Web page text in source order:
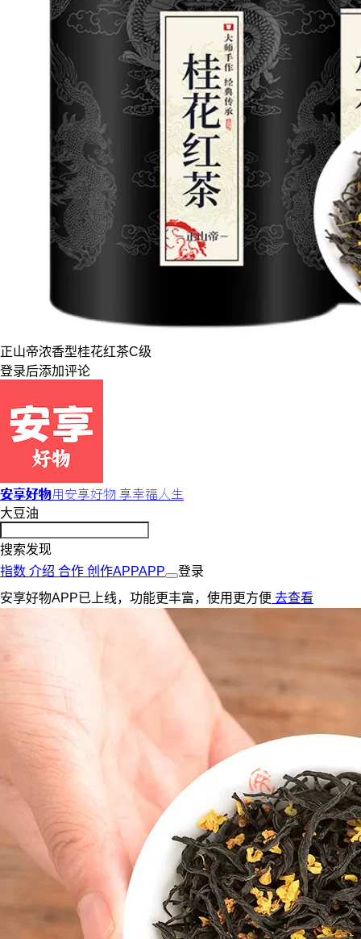
正山帝浓香型桂花红茶C级
登录后添加评论
安享好物用安享好物 享幸福人生
大豆油
搜索发现
指数 介绍 合作 创作APPAPP
登录
安享好物APP已上线，功能更丰富，使用更方便 去查看